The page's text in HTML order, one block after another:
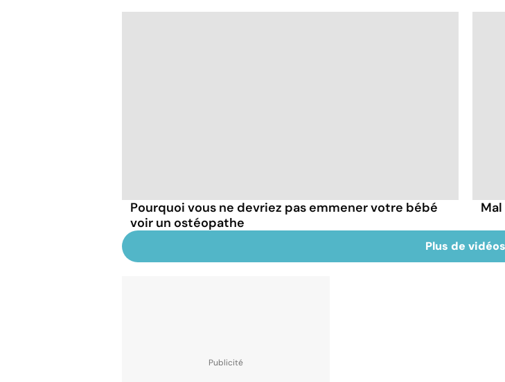
Pourquoi vous ne devriez pas emmener votre bébé
voir un ostéopathe
Plus de vidéos